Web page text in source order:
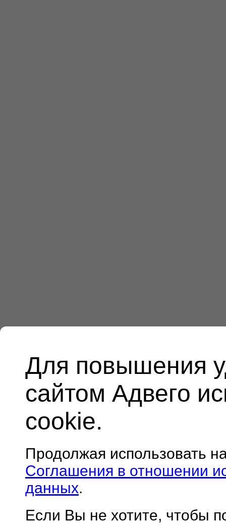
Для повышения
сайтом Адвего
cookie.
Продолжая использовать
Соглашения в отношении
данных.
Если Вы не хотите, чтобы